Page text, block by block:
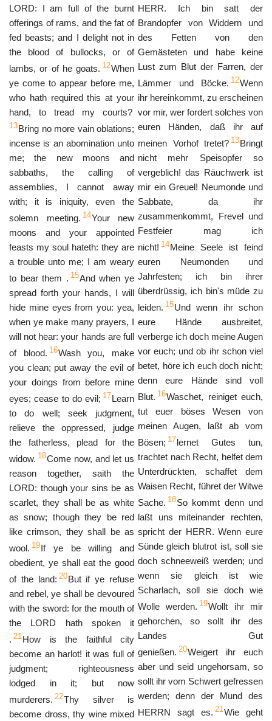
LORD: I am full of the burnt
offerings of rams, and the fat of
fed beasts; and I delight not in
the blood of bullocks, or of
lambs, or of he goats. 12When
ye come to appear before me,
who hath required this at your
hand, to tread my courts?
13Bring no more vain oblations;
incense is an abomination unto
me; the new moons and
sabbaths, the calling of
assemblies, I cannot away
with; it is iniquity, even the
solemn meeting. 14Your new
moons and your appointed
feasts my soul hateth: they are
a trouble unto me; I am weary
to bear them . 15And when ye
spread forth your hands, I will
hide mine eyes from you: yea,
when ye make many prayers, I
will not hear: your hands are full
of blood. 16Wash you, make
you clean; put away the evil of
your doings from before mine
eyes; cease to do evil; 17Learn
to do well; seek judgment,
relieve the oppressed, judge
the fatherless, plead for the
widow. 18Come now, and let us
reason together, saith the
LORD: though your sins be as
scarlet, they shall be as white
as snow; though they be red
like crimson, they shall be as
wool. 19If ye be willing and
obedient, ye shall eat the good
of the land: 20But if ye refuse
and rebel, ye shall be devoured
with the sword: for the mouth of
the LORD hath spoken it
. 21How is the faithful city
become an harlot! it was full of
judgment; righteousness
lodged in it; but now
murderers. 22Thy silver is
become dross, thy wine mixed
HERR. Ich bin satt der
Brandopfer von Widdern und
des Fetten von den
Gemästeten und habe keine
Lust zum Blut der Farren, der
Lämmer und Böcke. 12Wenn
ihr hereinkommt, zu erscheinen
vor mir, wer fordert solches von
euren Händen, daß ihr auf
meinen Vorhof tretet? 13Bringt
nicht mehr Speisopfer so
vergeblich! das Räuchwerk ist
mir ein Greuel! Neumonde und
Sabbate, da ihr
zusammenkommt, Frevel und
Festfeier mag ich
nicht! 14Meine Seele ist feind
euren Neumonden und
Jahrfesten; ich bin ihrer
überdrüssig, ich bin's müde zu
leiden. 15Und wenn ihr schon
eure Hände ausbreitet,
verberge ich doch meine Augen
vor euch; und ob ihr schon viel
betet, höre ich euch doch nicht;
denn eure Hände sind voll
Blut. 16Waschet, reiniget euch,
tut euer böses Wesen von
meinen Augen, laßt ab vom
Bösen; 17lernet Gutes tun,
trachtet nach Recht, helfet dem
Unterdrückten, schaffet dem
Waisen Recht, führet der Witwe
Sache. 18So kommt denn und
laßt uns miteinander rechten,
spricht der HERR. Wenn eure
Sünde gleich blutrot ist, soll sie
doch schneeweiß werden; und
wenn sie gleich ist wie
Scharlach, soll sie doch wie
Wolle werden. 19Wollt ihr mir
gehorchen, so sollt ihr des
Landes Gut
genießen. 20Weigert ihr euch
aber und seid ungehorsam, so
sollt ihr vom Schwert gefressen
werden; denn der Mund des
HERRN sagt es. 21Wie geht